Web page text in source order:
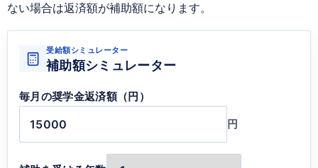
ない場合は返済額が補助額になります。
受給額シミュレーター
補助額シミュレーター
毎月の奨学金返済額（円）
円